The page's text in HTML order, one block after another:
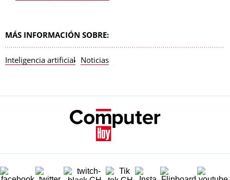
MÁS INFORMACIÓN SOBRE:
Inteligencia artificial Noticias